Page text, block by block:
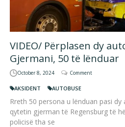
VIDEO/ Përplasen dy
Gjermani, 50 të lënduar
October 8, 2024 Comment
AKSIDENT AUTOBUSE
Rreth 50 persona u lënduan pasi
qytetin gjerman të Regensburg të
policisë tha se